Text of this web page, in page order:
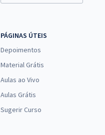
PÁGINAS ÚTEIS
Depoimentos
Material Grátis
Aulas ao Vivo
Aulas Grátis
Sugerir Curso